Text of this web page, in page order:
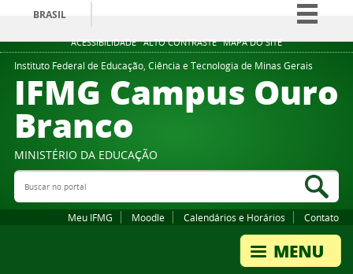
ACESSIBILIDADE ALTO CONTRASTE MAPA DO SITE
BRASIL
Simplifique!
Comunica BR
Participe
Instituto Federal de Educação, Ciência e Tecnologia de Minas Gerais
IFMG Campus Ouro
Branco
MINISTÉRIO DA EDUCAÇÃO
Buscar no portal
Meu IFMG Moodle Calendários e Horários Contato